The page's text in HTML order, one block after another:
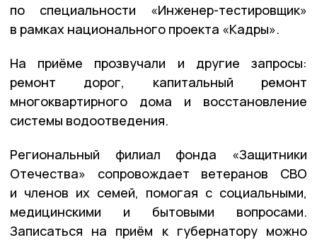
по специальности «Инженер-тестировщик»
в рамках национального проекта «Кадры».
На приёме прозвучали и другие запросы:
ремонт дорог, капитальный ремонт
многоквартирного дома и восстановление
системы водоотведения.
Региональный филиал фонда «Защитники
Отечества» сопровождает ветеранов СВО
и членов их семей, помогая с социальными,
медицинскими и бытовыми вопросами.
Записаться на приём к губернатору можно